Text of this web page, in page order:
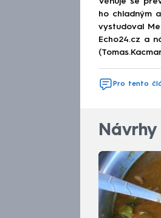
ho chladným
vystudoval
Echo24.cz a
Pro tento